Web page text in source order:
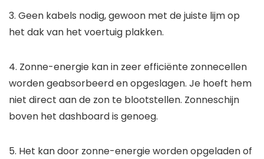
3. Geen kabels nodig, gewoon met de juiste lijm op
het dak van het voertuig plakken.
4. Zonne-energie kan in zeer efficiënte zonnecellen
worden geabsorbeerd en opgeslagen. Je hoeft hem
niet direct aan de zon te blootstellen. Zonneschijn
boven het dashboard is genoeg.
5. Het kan door zonne-energie worden opgeladen of